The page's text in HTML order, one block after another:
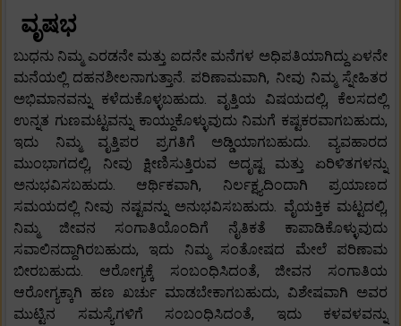
ವೃಷಭ
ಬುಧನು ನಿಮ್ಮ ಎರಡನೇ ಮತ್ತು ಐದನೇ ಮನೆಗಳ ಅಧಿಪತಿಯಾಗಿದ್ದು ಏಳನೇ
ಮನೆಯಲ್ಲಿ ದಹನಶೀಲನಾಗುತ್ತಾನೆ. ಪರಿಣಾಮವಾಗಿ, ನೀವು ನಿಮ್ಮ ಸ್ನೇಹಿತರ
ಅಭಿಮಾನವನ್ನು ಕಳೆದುಕೊಳ್ಳಬಹುದು. ವೃತ್ತಿಯ ವಿಷಯದಲ್ಲಿ, ಕೆಲಸದಲ್ಲಿ
ಉನ್ನತ ಗುಣಮಟ್ಟವನ್ನು ಕಾಯ್ದುಕೊಳ್ಳುವುದು ನಿಮಗೆ ಕಷ್ಟಕರವಾಗಬಹುದು,
ಇದು ನಿಮ್ಮ ವೃತ್ತಿಪರ ಪ್ರಗತಿಗೆ ಅಡ್ಡಿಯಾಗಬಹುದು. ವ್ಯವಹಾರದ
ಮುಂಭಾಗದಲ್ಲಿ, ನೀವು ಕ್ಷೀಣಿಸುತ್ತಿರುವ ಅದೃಷ್ಟ ಮತ್ತು ಏರಿಳಿತಗಳನ್ನು
ಅನುಭವಿಸಬಹುದು. ಆರ್ಥಿಕವಾಗಿ, ನಿರ್ಲಕ್ಷ್ಯದಿಂದಾಗಿ ಪ್ರಯಾಣದ
ಸಮಯದಲ್ಲಿ ನೀವು ನಷ್ಟವನ್ನು ಅನುಭವಿಸಬಹುದು. ವೈಯಕ್ತಿಕ ಮಟ್ಟದಲ್ಲಿ,
ನಿಮ್ಮ ಜೀವನ ಸಂಗಾತಿಯೊಂದಿಗೆ ನೈತಿಕತೆ ಕಾಪಾಡಿಕೊಳ್ಳುವುದು
ಸವಾಲಿನದ್ದಾಗಿರಬಹುದು, ಇದು ನಿಮ್ಮ ಸಂತೋಷದ ಮೇಲೆ ಪರಿಣಾಮ
ಬೀರಬಹುದು. ಆರೋಗ್ಯಕ್ಕೆ ಸಂಬಂಧಿಸಿದಂತೆ, ಜೀವನ ಸಂಗಾತಿಯ
ಆರೋಗ್ಯಕ್ಕಾಗಿ ಹಣ ಖರ್ಚು ಮಾಡಬೇಕಾಗಬಹುದು, ವಿಶೇಷವಾಗಿ ಅವರ
ಮುಟ್ಟಿನ ಸಮಸ್ಯೆಗಳಿಗೆ ಸಂಬಂಧಿಸಿದಂತೆ, ಇದು ಕಳವಳವನ್ನು